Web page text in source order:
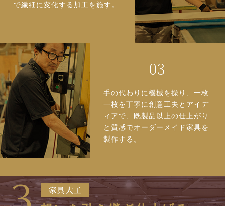
で繊細に変化する加工を施す。
手の代わりに機械を操り、一枚
一枚を丁寧に創意工夫とアイデ
ィアで、既製品以上の仕上がり
と質感でオーダーメイド家具を
製作する。
家具大工